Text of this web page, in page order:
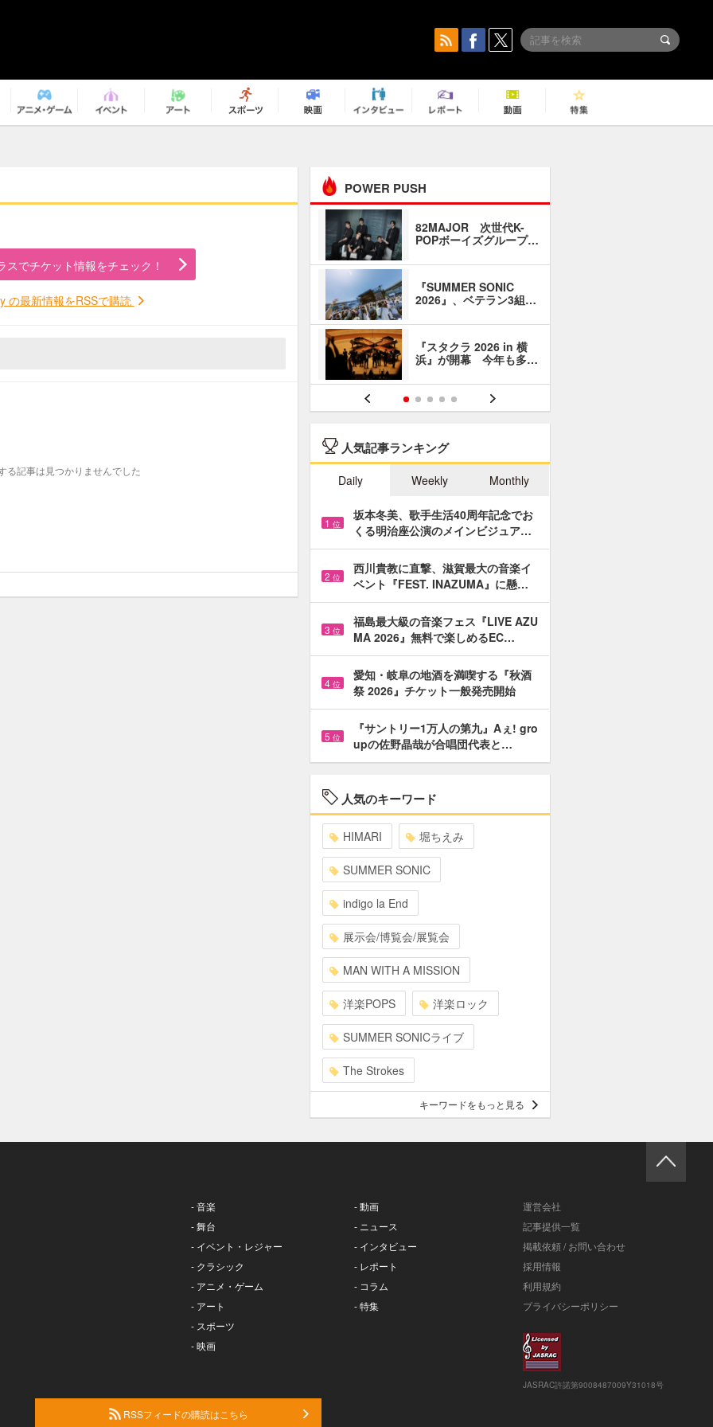
スでチケット情報をチェック！
の最新情報をRSSで購読
る記事は見つかりませんでした
POWER PUSH
82MAJOR 次世代K-
POPボーイズグループ…
『SUMMER SONIC
2026』、ベテラン3組…
『スタクラ 2026 in 横
浜』が開幕 今年も多…
人気記事ランキング
Daily Weekly Monthly
1 位
坂本冬美、歌手生活40周年記念でお
くる明治座公演のメインビジュア…
2 位
西川貴教に直撃、滋賀最大の音楽イ
ベント『FEST. INAZUMA』に懸…
3 位
福島最大級の音楽フェス『LIVE AZU
MA 2026』無料で楽しめるEC…
4 位
愛知・岐阜の地酒を満喫する『秋酒
祭 2026』チケット一般発売開始
5 位
『サントリー1万人の第九』Aぇ! gro
upの佐野晶哉が合唱団代表と…
人気のキーワード
HIMARI 堀ちえみ
SUMMER SONIC
indigo la End
展示会/博覧会/展覧会
MAN WITH A MISSION
洋楽POPS 洋楽ロック
SUMMER SONICライブ
The Strokes
キーワードをもっと見る
- 音楽
- 舞台
- イベント・レジャー
- クラシック
- アニメ・ゲーム
- アート
- スポーツ
- 映画
- 動画
- ニュース
- インタビュー
- レポート
- コラム
- 特集
運営会社
記事提供一覧
掲載依頼 / お問い合わせ
採用情報
利用規約
プライバシーポリシー
JASRAC許諾第9008487009Y31018号
RSSフィードの購読はこちら